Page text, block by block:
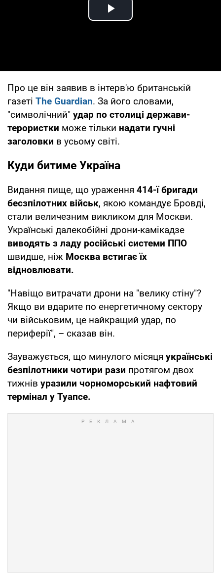
Play Video
Про це він заявив в інтерв'ю британській
газеті The Guardian. За його словами,
"символічний" удар по столиці держави-
терористки може тільки надати гучні
заголовки в усьому світі.
Куди битиме Україна
Видання пище, що ураження 414-ї бригади
бесзпілотних військ, якою командує Бровді,
стали величезним викликом для Москви.
Українські далекобійні дрони-камікадзе
виводять з ладу російські системи ППО
швидше, ніж Москва встигає їх
відновлювати.
"Навіщо витрачати дрони на "велику стіну"?
Якщо ви вдарите по енергетичному сектору
чи військовим, це найкращий удар, по
периферії", – сказав він.
Зауважується, що минулого місяця українські
безпілотники чотири рази протягом двох
тижнів уразили чорноморський нафтовий
термінал у Туапсе.